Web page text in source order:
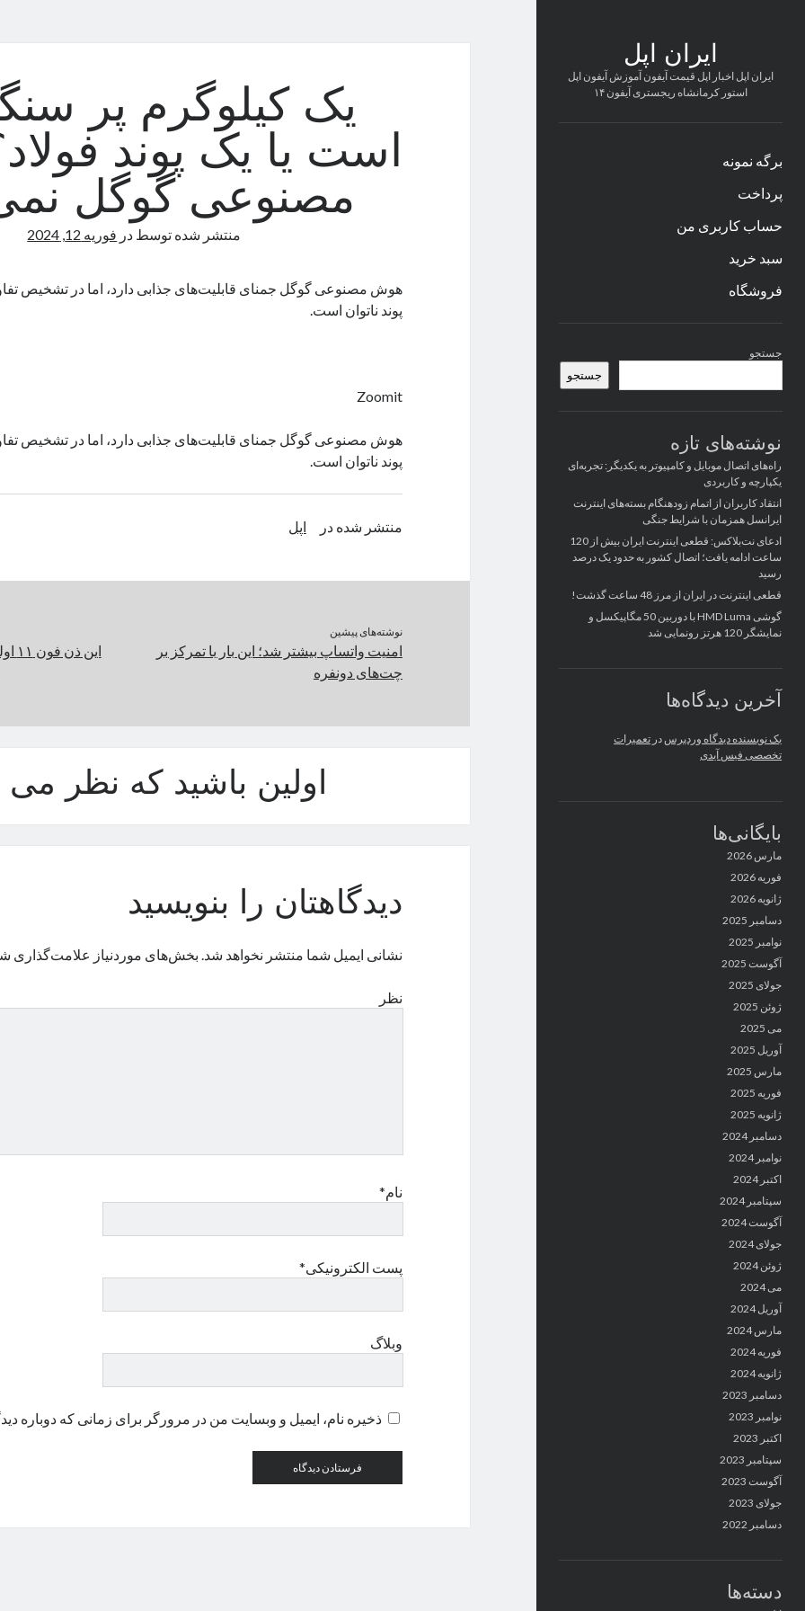
ایران اپل
ایران اپل اخبار اپل قیمت آیفون آموزش آیفون اپل
استور کرمانشاه ریجستری آیفون ۱۴
برگه نمونه
پرداخت
حساب کاربری من
سبد خرید
فروشگاه
کناری
جستجو
جستجو
نوشته‌های تازه
راه‌های اتصال موبایل و کامپیوتر به یکدیگر: تجربه‌ای
یکپارچه و کاربردی
انتقاد کاربران از اتمام زودهنگام بسته‌های اینترنت
ایرانسل همزمان با شرایط جنگی
ادعای نت‌بلاکس: قطعی اینترنت ایران بیش از 120
ساعت ادامه یافت؛ اتصال کشور به حدود یک درصد
رسید
قطعی اینترنت در ایران از مرز 48 ساعت گذشت!
گوشی HMD Luma با دوربین 50 مگاپیکسل و
نمایشگر 120 هرتز رونمایی شد
آخرین دیدگاه‌ها
یک نویسنده دیدگاه وردپرس در تعمیرات
تخصصی فیس آیدی
بایگانی‌ها
مارس 2026
فوریه 2026
ژانویه 2026
دسامبر 2025
نوامبر 2025
آگوست 2025
جولای 2025
ژوئن 2025
می 2025
آوریل 2025
مارس 2025
فوریه 2025
ژانویه 2025
دسامبر 2024
نوامبر 2024
اکتبر 2024
سپتامبر 2024
آگوست 2024
جولای 2024
ژوئن 2024
می 2024
آوریل 2024
مارس 2024
فوریه 2024
ژانویه 2024
دسامبر 2023
نوامبر 2023
اکتبر 2023
سپتامبر 2023
آگوست 2023
جولای 2023
دسامبر 2022
دسته‌ها
یک کیلوگرم پر
است یا یک پوند
مصنوعی گوگل
منتشر شده توسط در فوریه 12, 2024
هوش مصنوعی گوگل جمنای قابلیت‌های جذابی دارد، اما در تشخیص
پوند ناتوان است.
Zoomit
هوش مصنوعی گوگل جمنای قابلیت‌های جذابی دارد، اما در تشخیص
پوند ناتوان است.
منتشر شده در اپل
نوشته‌های پیشین
امنیت واتساپ بیشتر شد؛ این بار با تمرکز بر
چت‌های دونفره‎
اولین باشید که نظر می
دیدگاهتان را بنویسید
نشانی ایمیل شما منتشر نخواهد شد. بخش‌های موردنیاز علامت‌گذاری
نظر
نام*
پست الکترونیکی*
وبلاگ
ذخیره نام، ایمیل و وبسایت من در مرورگر برای زمانی که دوباره